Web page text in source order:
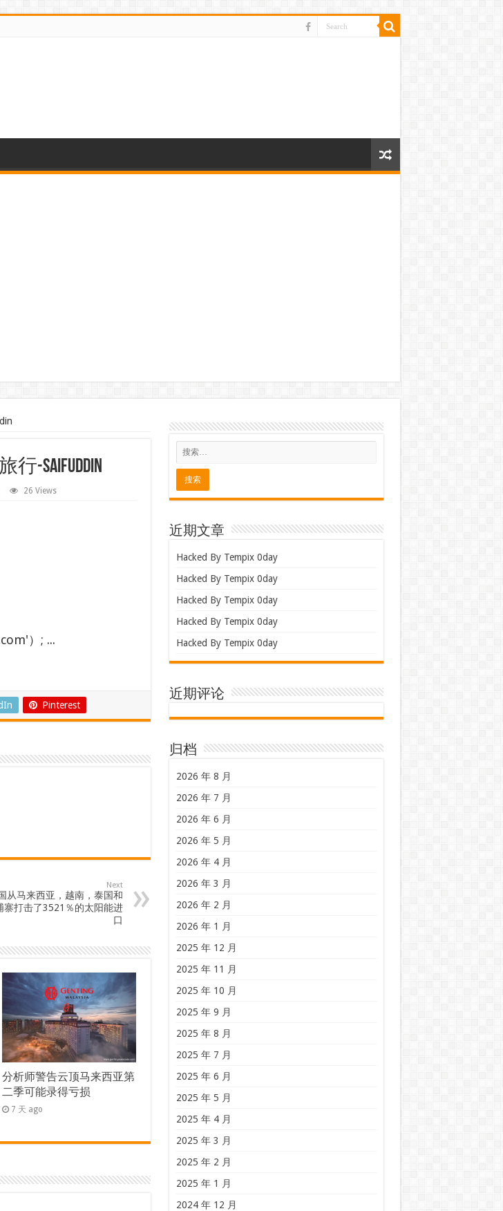
-Saifuddin
26 Views
）; ...
Pinterest
Next
从马来西亚，越南，泰国和
寨打击了3521％的太阳能进
口
分析师警告云顶马来西亚第
二季可能录得亏损
7 天 ago
近期文章
Hacked By Tempix 0day
Hacked By Tempix 0day
Hacked By Tempix 0day
Hacked By Tempix 0day
Hacked By Tempix 0day
近期评论
归档
2026 年 8 月
2026 年 7 月
2026 年 6 月
2026 年 5 月
2026 年 4 月
2026 年 3 月
2026 年 2 月
2026 年 1 月
2025 年 12 月
2025 年 11 月
2025 年 10 月
2025 年 9 月
2025 年 8 月
2025 年 7 月
2025 年 6 月
2025 年 5 月
2025 年 4 月
2025 年 3 月
2025 年 2 月
2025 年 1 月
2024 年 12 月